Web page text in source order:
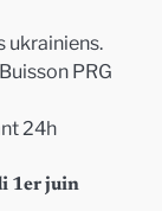
ukrainiens.
PRG
24h
1er juin